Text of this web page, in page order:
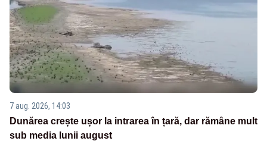
7 aug. 2026, 14:03
Dunărea crește ușor la intrarea în țară, dar rămâne mult
sub media lunii august